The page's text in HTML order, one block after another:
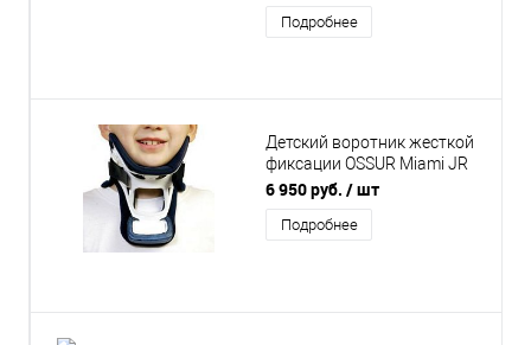
Подробнее
Детский воротник жесткой
фиксации OSSUR Miami JR
MJ-P
6 950 руб. / шт
Подробнее